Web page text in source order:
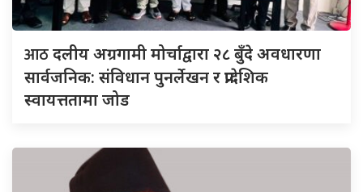
आठदलीय अग्रगामी मोर्चाद्वारा २८ बुँदे अवधारणा
सार्वजनिक: संविधान पुनर्लेखन र प्रादेशिक
स्वायत्ततामा जोड